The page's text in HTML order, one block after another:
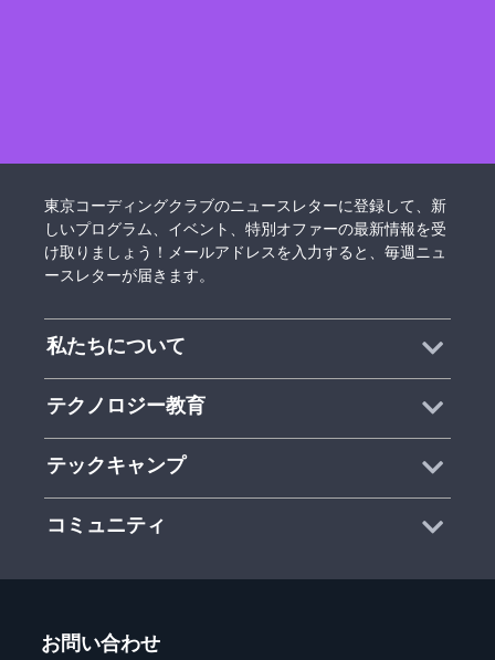
私たちについて
テクノロジー教育
テックキャンプ
コミュニティ
東京コーディングクラブのニュースレターに登録して、新
しいプログラム、イベント、特別オファーの最新情報を受
け取りましょう！メールアドレスを入力すると、毎週ニュ
ースレターが届きます。
お問い合わせ